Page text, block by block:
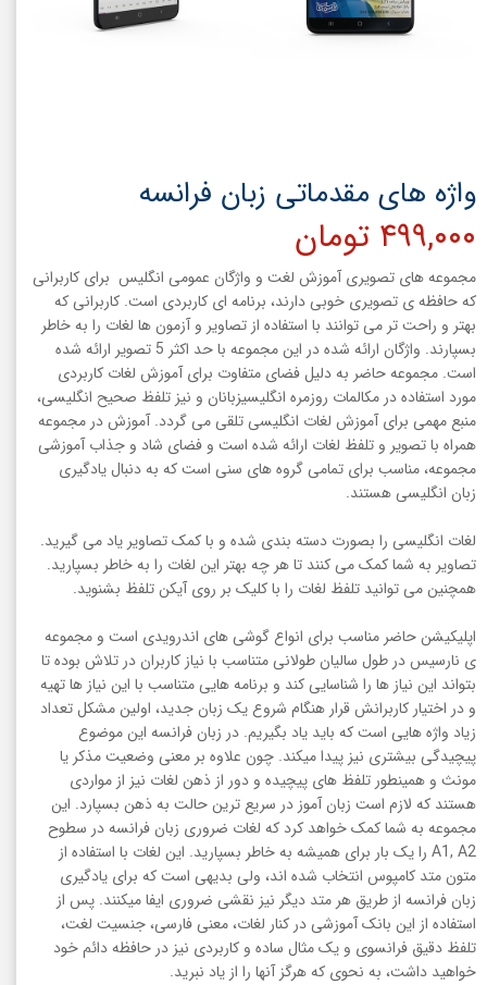
واژه های مقدماتی زبان فرانسه
۴۹۹,۰۰۰ تومان
مجموعه های تصویری آموزش لغت و واژگان عمومی انگلیس برای کاربرانی
که حافظه ی تصویری خوبی دارند، برنامه ای کاربردی است. کاربرانی که
بهتر و راحت تر می توانند با استفاده از تصاویر و آزمون ها لغات را به خاطر
بسپارند. واژگان ارائه شده در این مجموعه با حد اکثر 5 تصویر ارائه شده
است. مجموعه حاضر به دلیل فضای متفاوت برای آموزش لغات کاربردی
مورد استفاده در مکالمات روزمره انگلیسیزبانان و نیز تلفظ صحیح انگلیسی،
منبع مهمی برای آموزش لغات انگلیسی تلقی می گردد. آموزش در مجموعه
همراه با تصویر و تلفظ لغات ارائه شده است و فضای شاد و جذاب آموزشی
مجموعه، مناسب برای تمامی گروه های سنی است که به دنبال یادگیری
زبان انگلیسی هستند.
لغات انگلیسی را بصورت دسته بندی شده و با کمک تصاویر یاد می گیرید.
تصاویر به شما کمک می کنند تا هر چه بهتر این لغات را به خاطر بسپارید.
همچنین می توانید تلفظ لغات را با کلیک بر روی آیکن تلفظ بشنوید.
اپلیکیشن حاضر مناسب برای انواع گوشی های اندرویدی است و مجموعه
ی نارسیس در طول سالیان طولانی متناسب با نیاز کاربران در تلاش بوده تا
بتواند این نیاز ها را شناسایی کند و برنامه هایی متناسب با این نیاز ها تهیه
و در اختیار کاربرانش قرار هنگام شروع یک زبان جدید، اولین مشکل تعداد
زیاد واژه هایی است که باید یاد بگیریم. در زبان فرانسه این موضوع
پیچیدگی بیشتری نیز پیدا میکند. چون علاوه بر معنی وضعیت مذکر یا
مونث و همینطور تلفظ های پیچیده و دور از ذهن لغات نیز از مواردی
هستند که لازم است زبان آموز در سریع ترین حالت به ذهن بسپارد. این
مجموعه به شما کمک خواهد کرد که لغات ضروری زبان فرانسه در سطوح
A1, A2 را یک بار برای همیشه به خاطر بسپارید. این لغات با استفاده از
متون متد کامپوس انتخاب شده اند، ولی بدیهی است که برای یادگیری
زبان فرانسه از طریق هر متد دیگر نیز نقشی ضروری ایفا میکنند. پس از
استفاده از این بانک آموزشی در کنار لغات، معنی فارسی، جنسیت لغت،
تلفظ دقیق فرانسوی و یک مثال ساده و کاربردی نیز در حافظه دائم خود
خواهید داشت، به نحوی که هرگز آنها را از یاد نبرید.